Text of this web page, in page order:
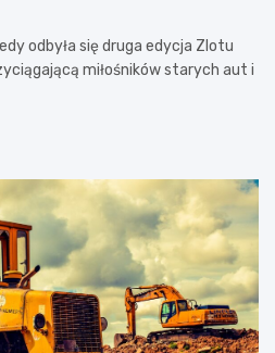
odbyła się druga edycja Zlotu
miłośników starych aut i